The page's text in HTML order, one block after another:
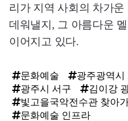
리가 지역 사회의 차가
데워낼지, 그 아름다운
이어지고 있다.
문화예술 광주광역시
광주시 서구
김이강
빛고을국악전수관 찾아
문화예술 인프라